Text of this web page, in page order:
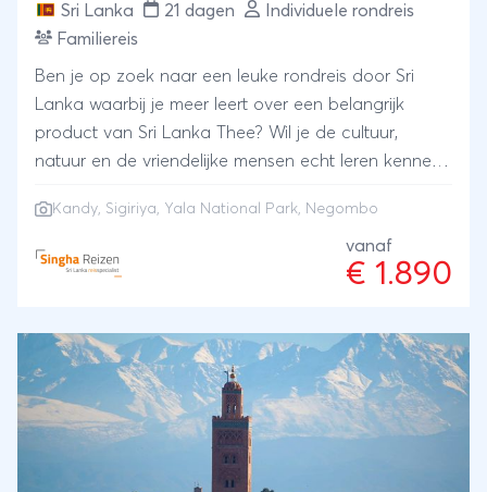
Sri Lanka 21 dagen
Individuele rondreis
Familiereis
Ben je op zoek naar een leuke rondreis door Sri
Lanka waarbij je meer leert over een belangrijk
product van Sri Lanka Thee? Wil je de cultuur,
natuur en de vriendelijke mensen echt leren kennen?
thee, je hebt hier diverse theeplantages en
theefabrieken. Tijdens deze 21-daagse reis kun je
genieten van de hoogtepunten uit de culturele
strand.HIGHLIGHTS - Verblijf in een echte
theefabriek en kleinschalige hotels - Inclusief
Negombo Lagune boot tour- Overnachting in het
Galle VOC Fort - Bezoek Sigiriya en Kandy -
Jeepsafari in het Yala National Park - Bezoek aan
theeplantage en theefabriek - Thuis lunchen bij
Kandy, Sigiriya, Yala National Park, Negombo
vanaf
€ 1.890